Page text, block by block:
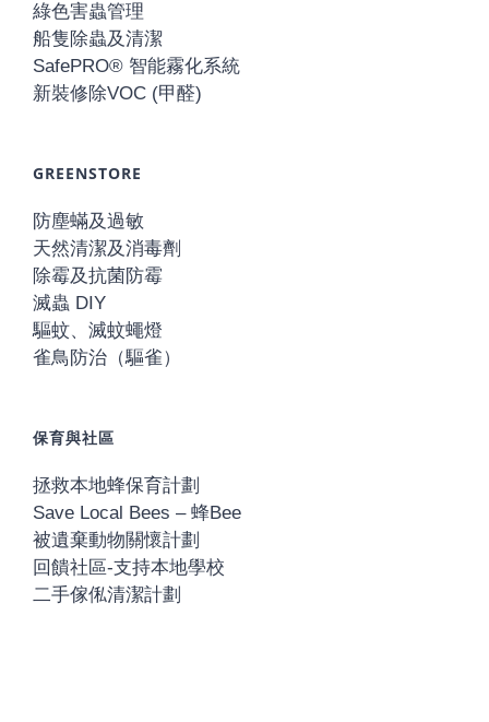
綠色害蟲管理
船隻除蟲及清潔
SafePRO® 智能霧化系統
新裝修除VOC (甲醛)
GREENSTORE
防塵蟎及過敏
天然清潔及消毒劑
除霉及抗菌防霉
滅蟲 DIY
驅蚊、滅蚊蠅燈
雀鳥防治（驅雀）
保育與社區
拯救本地蜂保育計劃
Save Local Bees – 蜂Bee
被遺棄動物關懷計劃
回饋社區-支持本地學校
二手傢俬清潔計劃